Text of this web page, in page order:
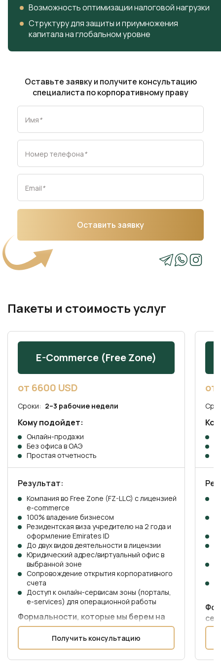
Возможность оптимизации налоговой нагрузки
Структуру для защиты и приумножения
капитала на глобальном уровне
Оставьте заявку и получите консультацию
специалиста по корпоративному праву
Имя*
Номер телефона*
Email*
Оставить заявку
Пакеты и стоимость услуг
E-Commerce (Free Zone)
от 6600 USD
Сроки: 2–3 рабочие недели
Кому подойдет:
Онлайн-продажи
Без офиса в ОАЭ
Простая отчетность
Результат:
Компания во Free Zone (FZ-LLC) с лицензией
e-commerce
100% владение бизнесом
Резидентская виза учредителю на 2 года и
оформление Emirates ID
До двух видов деятельности в лицензии
Юридический адрес/виртуальный офис в
выбранной зоне
Сопровождение открытия корпоративного
счета
Доступ к онлайн-сервисам зоны (порталы,
e-services) для операционной работы
Формальности, которые мы берем на
себя:
Оформление и подача заявок
Резервирование названия
Выпуск учредительных документов
Получить консультацию
от